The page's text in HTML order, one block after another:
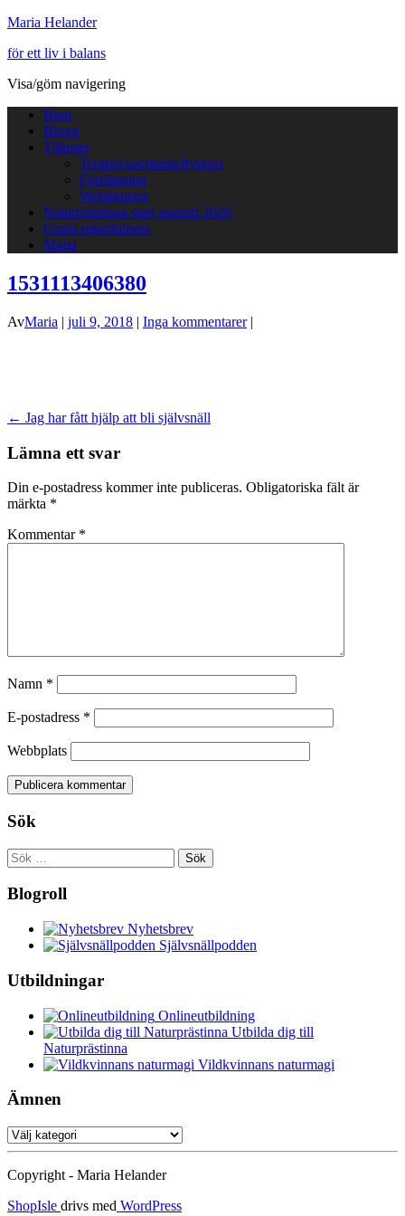
Maria Helander
för ett liv i balans
Visa/göm navigering
Hem
Blogg
Tjänster
Terapi/coachning/hypnos
Föreläsning
Webbkurser
Naturprästinna start augusti 2026
Gratis mindfulness
Maria
1531113406380
AvMaria | juli 9, 2018 | Inga kommentarer|
Inläggsnavigering
← Jag har fått hjälp att bli självsnäll
Lämna ett svar
Din e-postadress kommer inte publiceras. Obligatoriska fält är
märkta *
Kommentar *
Namn *
E-postadress *
Webbplats
Sök
Sök
efter:
Blogroll
Nyhetsbrev
Självsnällpodden
Utbildningar
Onlineutbildning
Utbilda dig till
Naturprästinna
Vildkvinnans naturmagi
Ämnen
Ämnen
Copyright - Maria Helander
ShopIsle drivs med WordPress